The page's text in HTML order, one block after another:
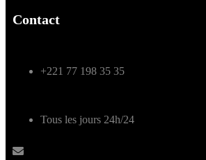
Contact
+221 77 198 35 35
Tous les jours 24h/24